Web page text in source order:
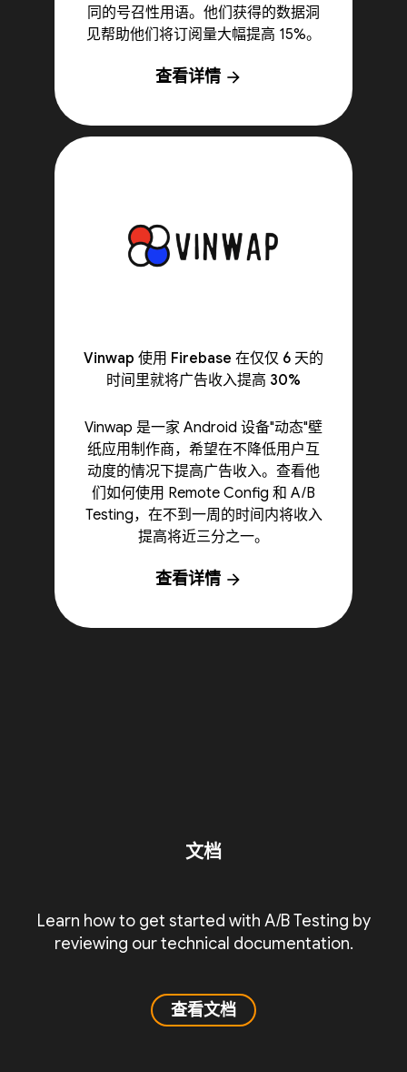
同的号召性用语。他们获得的数据洞
见帮助他们将订阅量大幅提高 15%。
查看详情 arrow_forward
Vinwap 使用 Firebase 在仅仅 6 天的
时间里就将广告收入提高 30%
Vinwap 是一家 Android 设备"动态"壁
纸应用制作商，希望在不降低用户互
动度的情况下提高广告收入。查看他
们如何使用 Remote Config 和 A/B
Testing，在不到一周的时间内将收入
提高将近三分之一。
查看详情 arrow_forward
文档
Learn how to get started with A/B Testing by
reviewing our technical documentation.
查看文档